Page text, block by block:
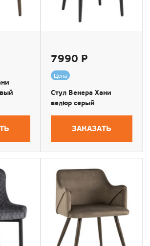
7990 Р
Цена
Стул Венера Хани
велюр серый
ЗАКАЗАТЬ